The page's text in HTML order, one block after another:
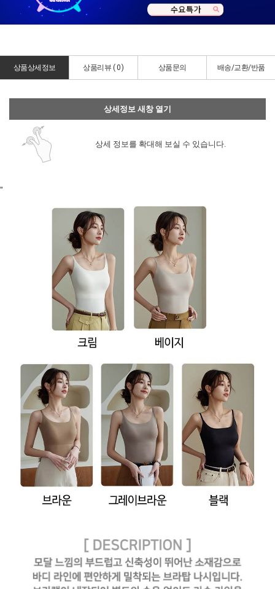
상품상세정보 상품리뷰 ( 0) 상품문의 배송/교환/반품
상세정보 새창 열기
상세 정보를 확대해 보실 수 있습니다.
"